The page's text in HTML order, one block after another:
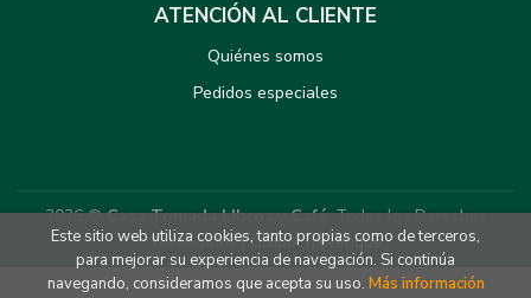
ATENCIÓN AL CLIENTE
Quiénes somos
Pedidos especiales
2026 ©Casa Tomada LIbros y Café. Todos los Derechos
Reservados |Grupo Trevenque
Este sitio web utiliza cookies, tanto propias como de terceros,
para mejorar su experiencia de navegación. Si continúa
navegando, consideramos que acepta su uso. Más información